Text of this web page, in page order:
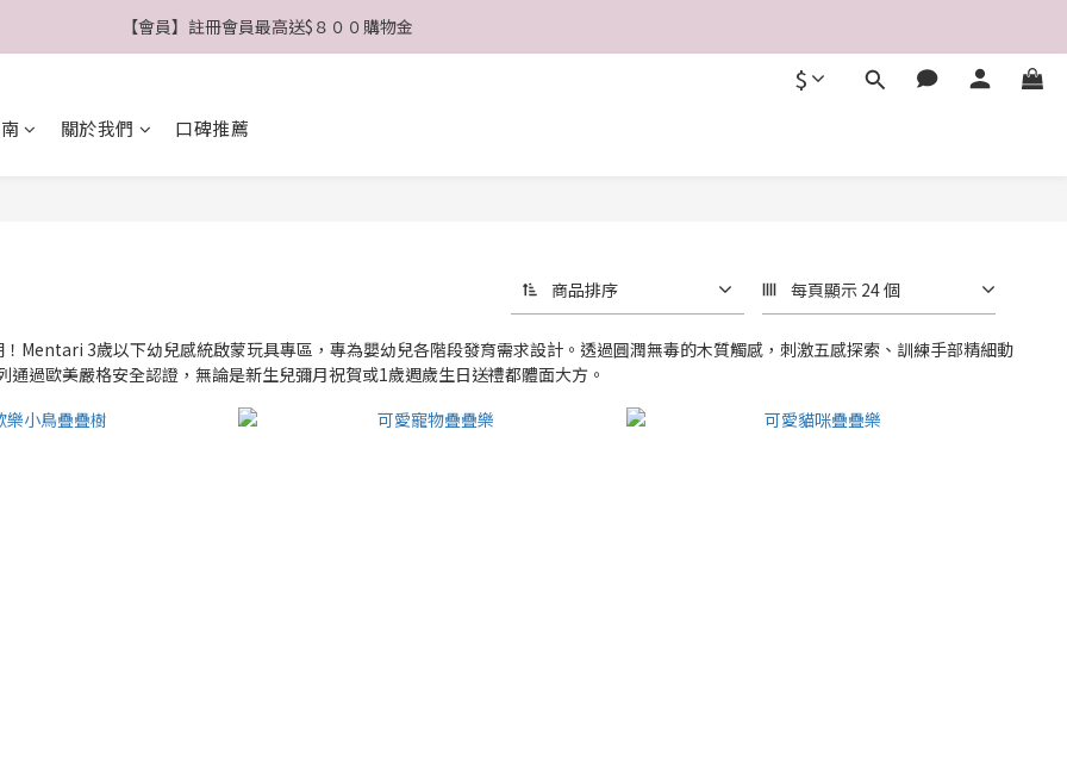
【公告】4/21(二)起 價格調整事宜
【會員】註冊會員最高送$８００購物金
$
關於我們 口碑推薦
商品排序 每頁顯示 24 個
Mentari 3歲以下幼兒感統啟蒙玩具專區，專為嬰幼兒各階段發育需求設計。透過圓潤無毒的木質觸感，刺激五感探索、訓練手部精細動
通過歐美嚴格安全認證，無論是新生兒彌月祝賀或1歲週歲生日送禮都體面大方。